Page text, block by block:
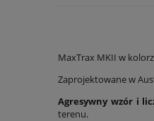
MaxTrax MKII w
Zaprojektowane w
Agresywny wzór i
terenu.